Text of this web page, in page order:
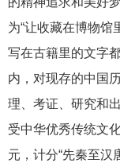
为“让收藏在博物馆
写在古籍里的文字
内，对现存的中国
理、考证、研究和
受中华优秀传统文
元，计分“先秦至汉